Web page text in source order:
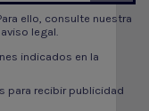
ello, consulte nuestra
legal.
indicados en la
para recibir publicidad